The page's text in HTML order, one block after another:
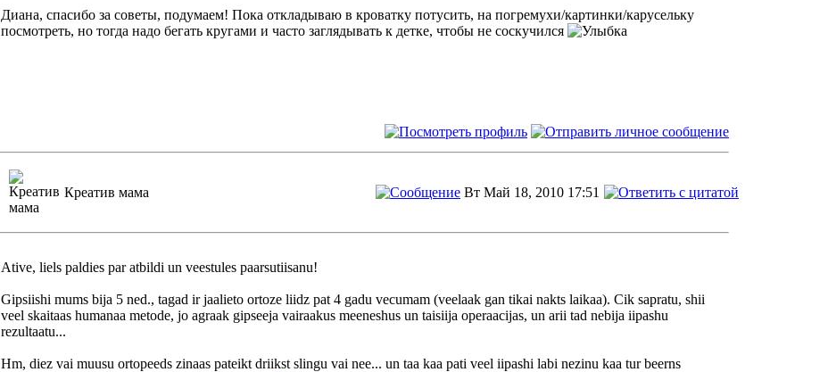
Диана, спасибо за советы, подумаем! Пока откладываю в кроватку потусить, на погремухи/картинки/карусельку
посмотреть, но тогда надо бегать кругами и часто заглядывать к детке, чтобы не соскучился
Креатив мама Вт Май 18, 2010 17:51
Ative, liels paldies par atbildi un veestules paarsutiisanu!
Gipsiishi mums bija 5 ned., tagad ir jaalieto ortoze liidz pat 4 gadu vecumam (veelaak gan tikai nakts laikaa). Cik sapratu, shii
veel skaitaas humanaa metode, jo agraak gipseeja vairaakus meeneshus un taisiija operaacijas, un arii tad nebija iipashu
rezultaatu...
Hm, diez vai muusu ortopeeds zinaas pateikt driikst slingu vai nee... un taa kaa pati veel iipashi labi nezinu kaa tur beerns